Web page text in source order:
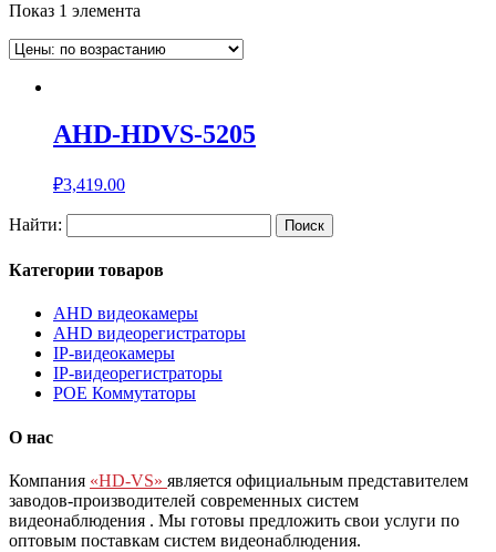
Показ 1 элемента
AHD-HDVS-5205
₽3,419.00
Найти:
Категории товаров
AHD видеокамеры
AHD видеорегистраторы
IP-видеокамеры
IP-видеорегистраторы
POE Коммутаторы
О нас
Компания «HD-VS» является официальным представителем
заводов-производителей современных систем
видеонаблюдения . Мы готовы предложить свои услуги по
оптовым поставкам систем видеонаблюдения.